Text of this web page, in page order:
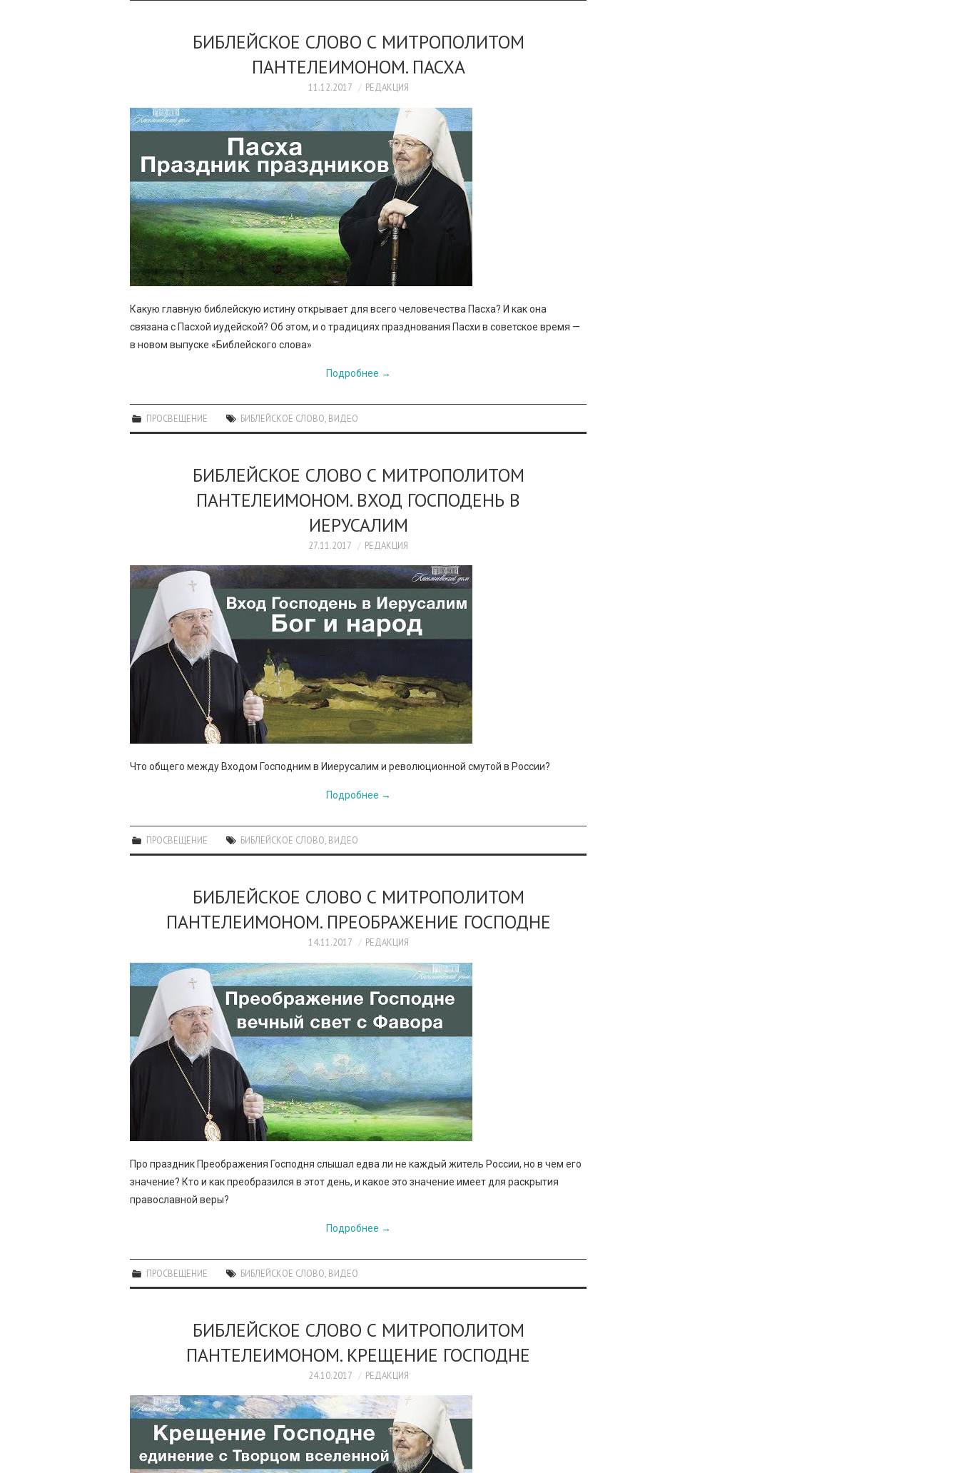
БИБЛЕЙСКОЕ СЛОВО С МИТРОПОЛИТОМ
ПАНТЕЛЕИМОНОМ. ПАСХА
11.12.2017 РЕДАКЦИЯ
Какую главную библейскую истину открывает для всего человечества Пасха? И как она
связана с Пасхой иудейской? Об этом, и о традициях празднования Пасхи в советское время —
в новом выпуске «Библейского слова»
Подробнее →
ПРОСВЕЩЕНИЕ БИБЛЕЙСКОЕ СЛОВО ВИДЕО
БИБЛЕЙСКОЕ СЛОВО С МИТРОПОЛИТОМ
ПАНТЕЛЕИМОНОМ. ВХОД ГОСПОДЕНЬ В
ИЕРУСАЛИМ
27.11.2017 РЕДАКЦИЯ
Что общего между Входом Господним в Ииерусалим и революционной смутой в России?
Подробнее →
ПРОСВЕЩЕНИЕ БИБЛЕЙСКОЕ СЛОВО ВИДЕО
БИБЛЕЙСКОЕ СЛОВО С МИТРОПОЛИТОМ
ПАНТЕЛЕИМОНОМ. ПРЕОБРАЖЕНИЕ ГОСПОДНЕ
14.11.2017 РЕДАКЦИЯ
Про праздник Преображения Господня слышал едва ли не каждый житель России, но в чем его
значение? Кто и как преобразился в этот день, и какое это значение имеет для раскрытия
православной веры?
Подробнее →
ПРОСВЕЩЕНИЕ БИБЛЕЙСКОЕ СЛОВО ВИДЕО
БИБЛЕЙСКОЕ СЛОВО С МИТРОПОЛИТОМ
ПАНТЕЛЕИМОНОМ. КРЕЩЕНИЕ ГОСПОДНЕ
24.10.2017 РЕДАКЦИЯ